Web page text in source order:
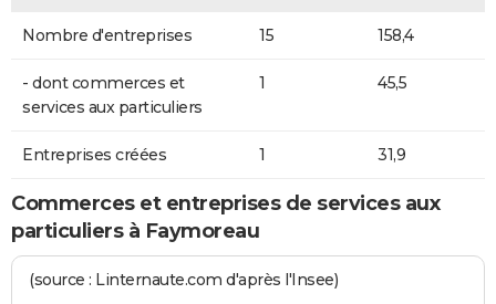
Nombre d'entreprises 15 158,4
- dont commerces et
services aux particuliers
1 45,5
Entreprises créées 1 31,9
Commerces et entreprises de services aux
particuliers à Faymoreau
(source : Linternaute.com d'après l'Insee)